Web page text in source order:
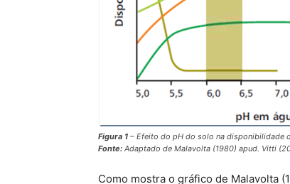
Figura 1 – Efeito do pH do solo na disponibilidade
Fonte: Adaptado de Malavolta (1980) apud. Vitti
Como mostra o gráfico de Malavolta